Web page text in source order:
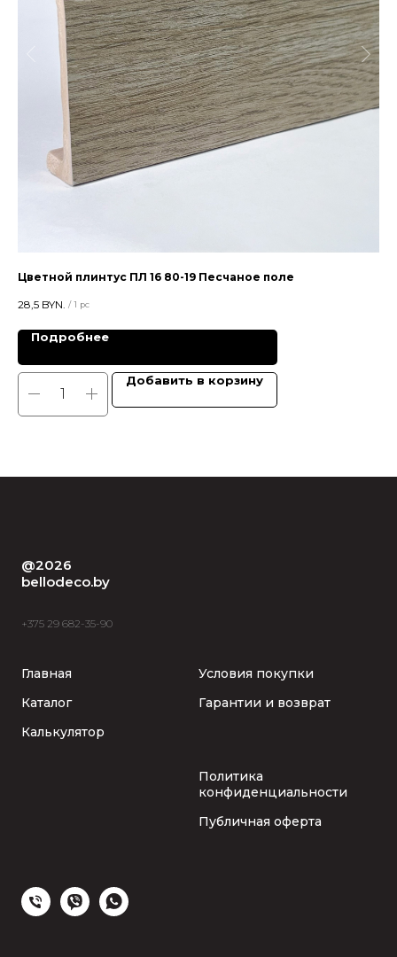
Цветной плинтус ПЛ 16 80-19 Песчаное поле
28,5 BYN. / 1 pc
Подробнее
Добавить в корзину
@2026
bellodeco.by
+375 29 682-35-90
Главная
Каталог
Калькулятор
Условия покупки
Гарантии и возврат
Политика
конфиденциальности
Публичная оферта